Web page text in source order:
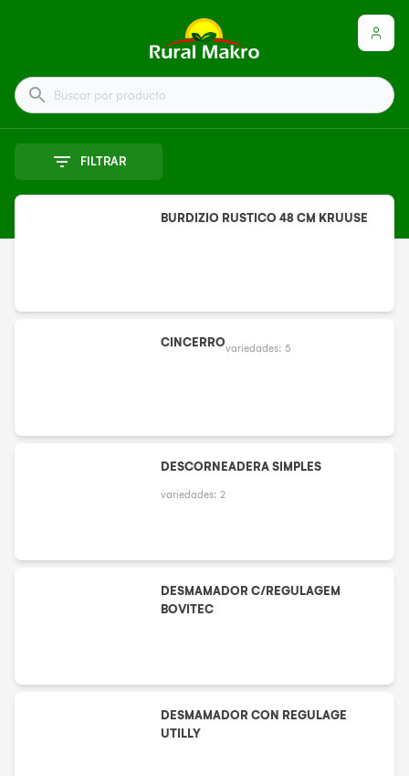
Buscar por producto
FILTRAR
BURDIZIO RUSTICO 48 CM KRUUSE
CINCERROvariedades: 5
DESCORNEADERA SIMPLES
variedades: 2
DESMAMADOR C/REGULAGEM
BOVITEC
DESMAMADOR CON REGULAGE
UTILLY